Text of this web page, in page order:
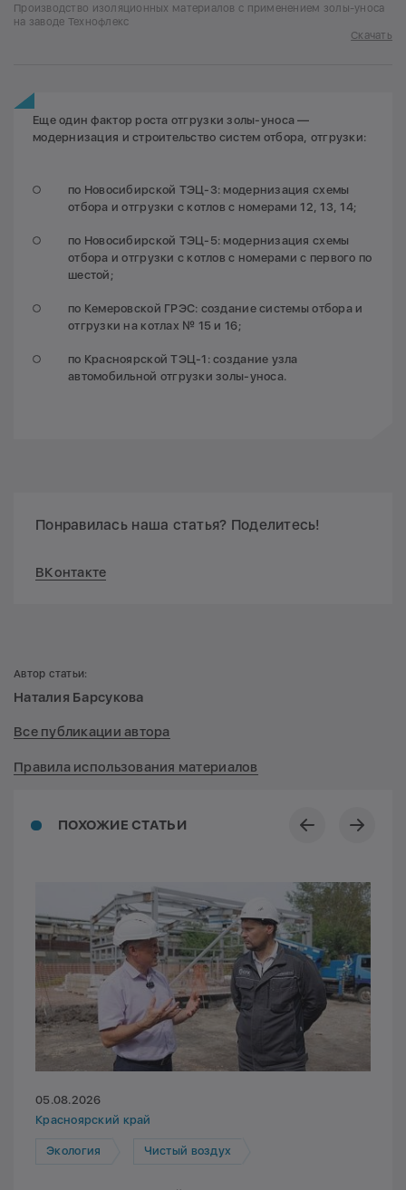
Производство изоляционных материалов с применением золы-уноса
на заводе Технофлекс
Скачать
Еще один фактор роста отгрузки золы-уноса —
модернизация и строительство систем отбора, отгрузки:
по Новосибирской ТЭЦ-3: модернизация схемы
отбора и отгрузки с котлов с номерами 12, 13, 14;
по Новосибирской ТЭЦ-5: модернизация схемы
отбора и отгрузки с котлов с номерами с первого по
шестой;
по Кемеровской ГРЭС: создание системы отбора и
отгрузки на котлах № 15 и 16;
по Красноярской ТЭЦ-1: создание узла
автомобильной отгрузки золы-уноса.
Понравилась наша статья? Поделитесь!
ВКонтакте
ПОХОЖИЕ СТАТЬИ
05.08.2026
Красноярский край
Экология Чистый воздух
Автор статьи:
Наталия Барсукова
Все публикации автора
Правила использования материалов